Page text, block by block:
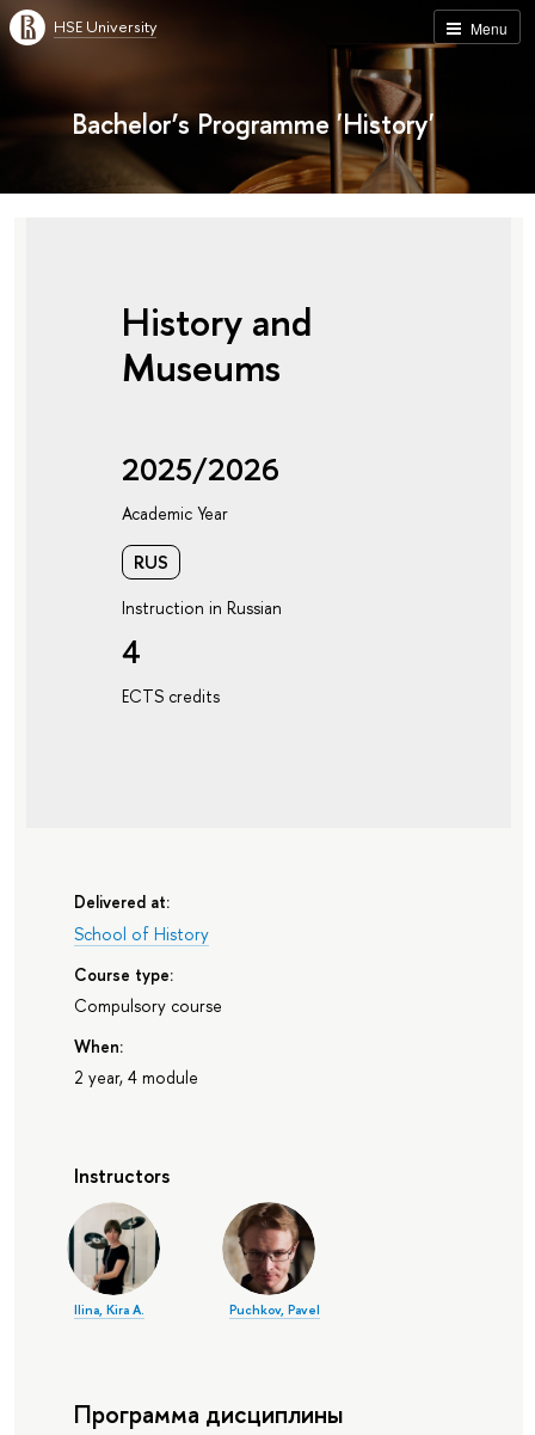
Menu
HSE University
Bachelor’s Programme 'History'
History and
Museums
2025/2026
Academic Year
RUS
Instruction in Russian
4
ECTS credits
Delivered at:
School of History
Course type:
Compulsory course
When:
2 year, 4 module
Instructors
Ilina, Kira A. Puchkov, Pavel
Программа дисциплины